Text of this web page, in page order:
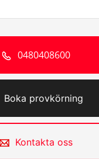
0480408600
Boka provkörning
Kontakta oss